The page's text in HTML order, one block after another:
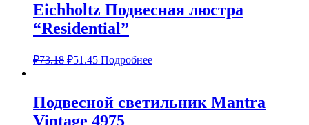
Eichholtz Подвесная люстра
“Residential”
₽73.18 ₽51.45 Подробнее
Подвесной светильник Mantra
Vintage 4975